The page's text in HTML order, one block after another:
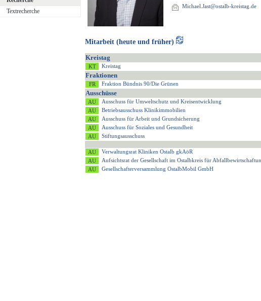
Textrecherche
Michael.Jast@ostalb-kreistag.de
Mitarbeit (heute und früher)
Kreistag
Kreistag
Fraktionen
Fraktion Bündnis 90/Die Grünen
Ausschüsse
Ausschuss für Umweltschutz und Kreisentwicklung
Betriebsausschuss Klinikimmobilien
Ausschuss für Arbeit und Grundsicherung
Ausschuss für Soziales und Gesundheit
Stiftungsausschuss
Verwaltungsrat Kliniken Ostalb gkAöR
Aufsichtsrat der Gesellschaft im Ostalbkreis für
Gesellschafterversammlung OstalbMobil GmbH